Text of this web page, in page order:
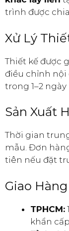
trình được
Xử Lý
Thiết kế được
điều chỉnh nội
trong 1–2
Sản Xuất
Thời gian
mẫu. Đơn
tiên nếu đặt
Giao Hàng
TPHCM:
khẩn